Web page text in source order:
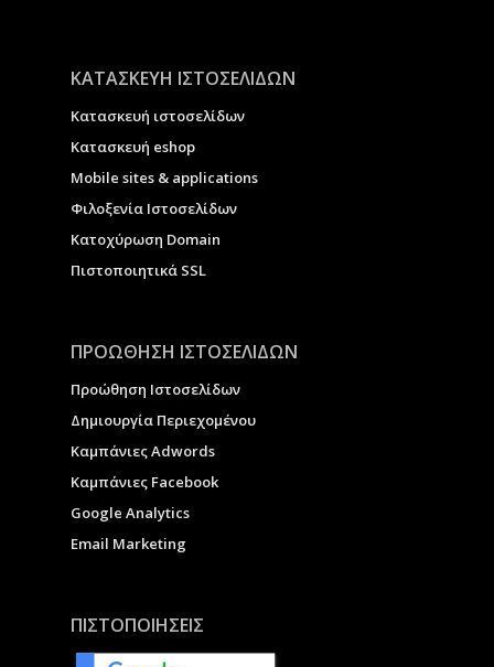
ΚΑΤΑΣΚΕΥΗ ΙΣΤΟΣΕΛΙΔΩΝ
Κατασκευή ιστοσελίδων
Κατασκευή eshop
Μobile sites & applications
Φιλοξενία Ιστοσελίδων
Κατοχύρωση Domain
Πιστοποιητικά SSL
ΠΡΟΩΘΗΣΗ ΙΣΤΟΣΕΛΙΔΩΝ
Προώθηση Ιστοσελίδων
Δημιουργία Περιεχομένου
Καμπάνιες Adwords
Καμπάνιες Facebook
Google Analytics
Email Marketing
ΠΙΣΤΟΠΟΙΗΣΕΙΣ